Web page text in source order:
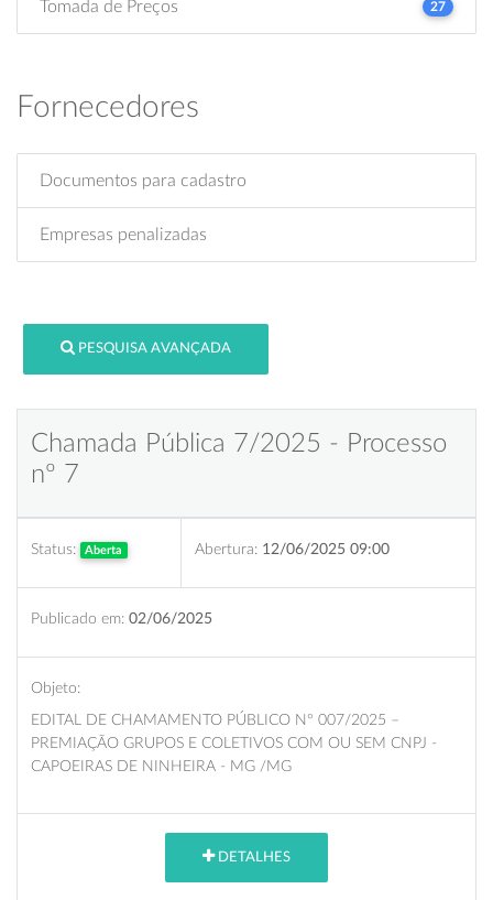
Tomada de Preços 27
Fornecedores
Documentos para cadastro
Empresas penalizadas
PESQUISA AVANÇADA
Chamada Pública 7/2025 - Processo
nº 7
Status: Aberta Abertura: 12/06/2025 09:00
Publicado em: 02/06/2025
Objeto:
EDITAL DE CHAMAMENTO PÚBLICO Nº 007/2025 –
PREMIAÇÃO GRUPOS E COLETIVOS COM OU SEM CNPJ -
CAPOEIRAS DE NINHEIRA - MG /MG
DETALHES